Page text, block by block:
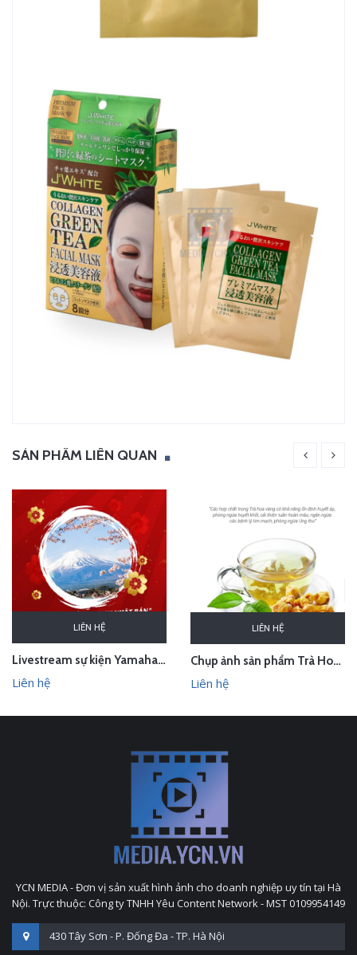
SẢN PHẨM LIÊN QUAN
LIÊN HỆ
Livestream sự kiện Yamaha - lễ bốc thăm chuyến du lịch Nhật Bản 100 triệu - Hà Nội
Liên hệ
LIÊN HỆ
Chụp ảnh sản phẩm Trà Hoa Vàng - Kim Hoa Trà tại studio Hà Nội
Liên hệ
YCN MEDIA - Đơn vị sản xuất hình ảnh cho doanh nghiệp uy tín tại Hà
Nội. Trực thuộc: Công ty TNHH Yêu Content Network - MST 0109954149
430 Tây Sơn - P. Đống Đa - TP. Hà Nội